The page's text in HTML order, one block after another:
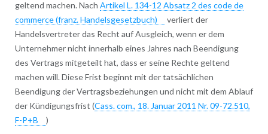
geltend machen. Nach Artikel L. 134-12 Absatz 2 des code de
commerce (franz. Handelsgesetzbuch)
verliert der
Handelsvertreter das Recht auf Ausgleich, wenn er dem
Unternehmer nicht innerhalb eines Jahres nach Beendigung
des Vertrags mitgeteilt hat, dass er seine Rechte geltend
machen will. Diese Frist beginnt mit der tatsächlichen
Beendigung der Vertragsbeziehungen und nicht mit dem Ablauf
der Kündigungsfrist (Cass. com., 18. Januar 2011 Nr. 09-72.510,
F-P+B
)